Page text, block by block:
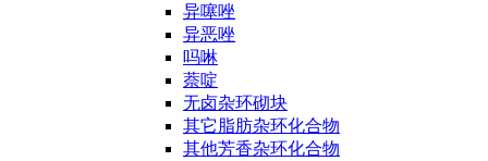
异噻唑
异恶唑
吗啉
萘啶
无卤杂环砌块
其它脂肪杂环化合物
其他芳香杂环化合物